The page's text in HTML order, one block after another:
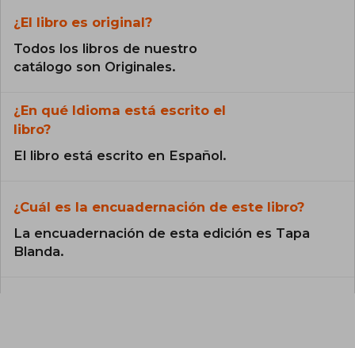
¿El libro es original?
Todos los libros de nuestro
catálogo son Originales.
¿En qué Idioma está escrito el
libro?
El libro está escrito en Español.
¿Cuál es la encuadernación de este libro?
La encuadernación de esta edición es Tapa
Blanda.